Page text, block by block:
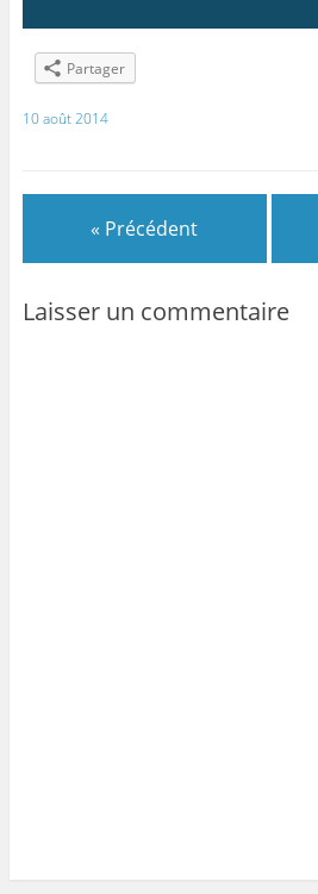
Partager
10 août 2014
« Précédent
Laisser un commentaire